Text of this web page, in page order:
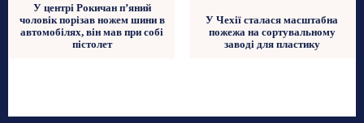
У центрі Рокичан п’яний
чоловік порізав ножем шини в
автомобілях, він мав при собі
пістолет
У Чехії сталася масштабна
пожежа на сортувальному
заводі для пластику